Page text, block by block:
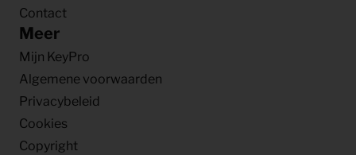
Contact
Meer
Mijn KeyPro
Algemene voorwaarden
Privacybeleid
Cookies
Copyright